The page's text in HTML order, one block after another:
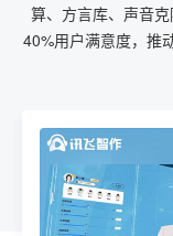
算、方言库、声音
40%用户满意度，推